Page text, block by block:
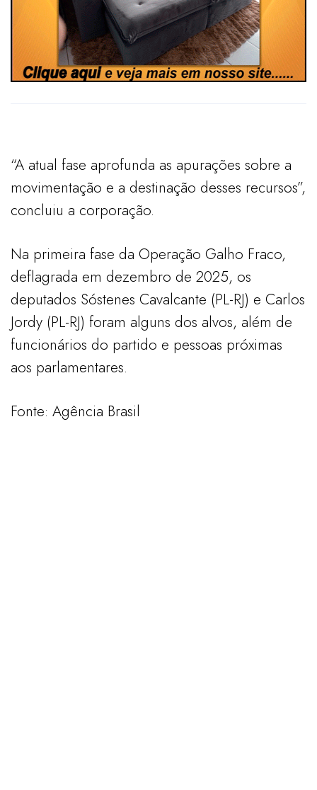
“A atual fase aprofunda as apurações sobre a
movimentação e a destinação desses recursos”,
concluiu a corporação.
Na primeira fase da Operação Galho Fraco,
deflagrada em dezembro de 2025, os
deputados Sóstenes Cavalcante (PL-RJ) e Carlos
Jordy (PL-RJ) foram alguns dos alvos, além de
funcionários do partido e pessoas próximas
aos parlamentares.
Fonte: Agência Brasil